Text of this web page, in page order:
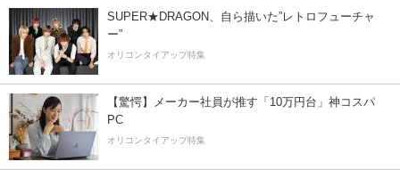
SUPER★DRAGON、自ら描いた”レトロフューチャ
ー”
オリコンタイアップ特集
【驚愕】メーカー社員が推す「10万円台」神コスパ
PC
オリコンタイアップ特集